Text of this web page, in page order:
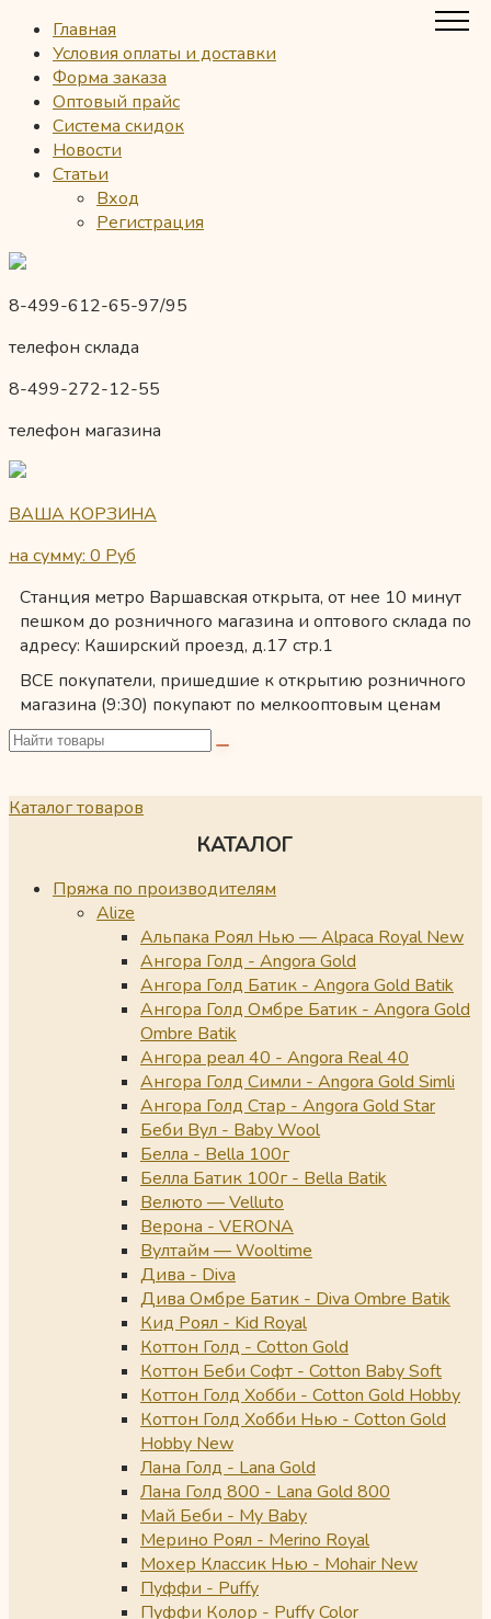
Главная
Условия оплаты и доставки
Форма заказа
Оптовый прайс
Система скидок
Новости
Статьи
Вход
Регистрация
8-499-612-65-97/95
телефон склада
8-499-272-12-55
телефон магазина
ВАША КОРЗИНА
на сумму: 0 Руб
Станция метро Варшавская открыта, от нее 10 минут
пешком до розничного магазина и оптового склада по
адресу: Каширский проезд, д.17 стр.1
ВСЕ покупатели, пришедшие к открытию розничного
магазина (9:30) покупают по мелкооптовым ценам
Каталог товаров
КАТАЛОГ
Пряжа по производителям
Alize
Альпака Роял Нью — Alpaca Royal New
Ангора Голд - Angora Gold
Ангора Голд Батик - Angora Gold Batik
Ангора Голд Омбре Батик - Angora Gold
Ombre Batik
Ангора реал 40 - Angora Real 40
Ангора Голд Симли - Angora Gold Simli
Ангора Голд Стар - Angora Gold Star
Беби Вул - Baby Wool
Белла - Bella 100г
Белла Батик 100г - Bella Batik
Велюто — Velluto
Верона - VERONA
Вултайм — Wooltime
Дива - Diva
Дива Омбре Батик - Diva Ombre Batik
Кид Роял - Kid Royal
Коттон Голд - Cotton Gold
Коттон Беби Софт - Cotton Baby Soft
Коттон Голд Хобби - Cotton Gold Hobby
Коттон Голд Хобби Нью - Cotton Gold
Hobby New
Лана Голд - Lana Gold
Лана Голд 800 - Lana Gold 800
Май Беби - My Baby
Мерино Роял - Merino Royal
Мохер Классик Нью - Mohair New
Пуффи - Puffy
Пуффи Колор - Puffy Color